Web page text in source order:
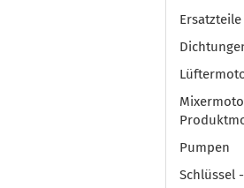
Pumpen
Schlüssel